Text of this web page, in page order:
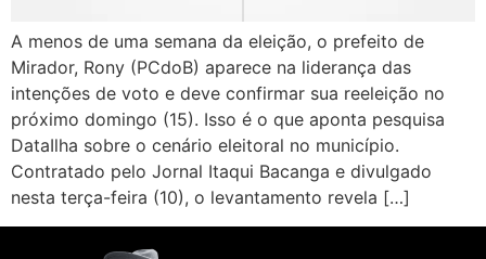
A menos de uma semana da eleição, o prefeito de
Mirador, Rony (PCdoB) aparece na liderança das
intenções de voto e deve confirmar sua reeleição no
próximo domingo (15). Isso é o que aponta pesquisa
DataIlha sobre o cenário eleitoral no município.
Contratado pelo Jornal Itaqui Bacanga e divulgado
nesta terça-feira (10), o levantamento revela […]